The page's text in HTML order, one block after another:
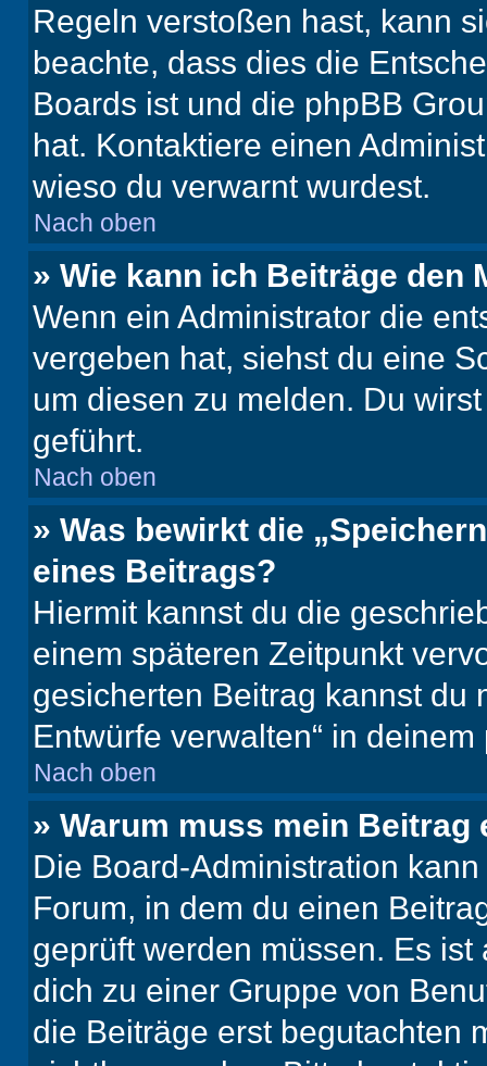
Regeln verstoßen hast, kann
beachte, dass dies die
Boards ist und die phpBB
hat. Kontaktiere einen
wieso du verwarnt wurdest.
Nach oben
» Wie kann ich Beiträge den
Wenn ein Administrator die
vergeben hat, siehst du eine
um diesen zu melden. Du
geführt.
Nach oben
» Was bewirkt die
eines Beitrags?
Hiermit kannst du die
einem späteren Zeitpunkt
gesicherten Beitrag kannst du
Entwürfe verwalten“ in
Nach oben
» Warum muss mein
Die Board-Administration
Forum, in dem du einen
geprüft werden müssen. Es
dich zu einer Gruppe von
die Beiträge erst begutachten